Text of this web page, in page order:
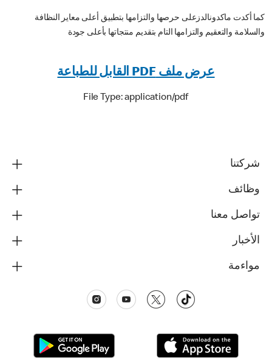
كما أكدت ماكدونالدزعلى حرصها والتزامها بتطبيق أعلى معاير النظافة
والسلامة والتعقيم والتزامها التام بتقديم منتجاتها بأعلى جودة
عرض ملف PDF القابل للطباعة
File Type: application/pdf
شركتنا
وظائف
تواصل معنا
الأخبار
مواءمة